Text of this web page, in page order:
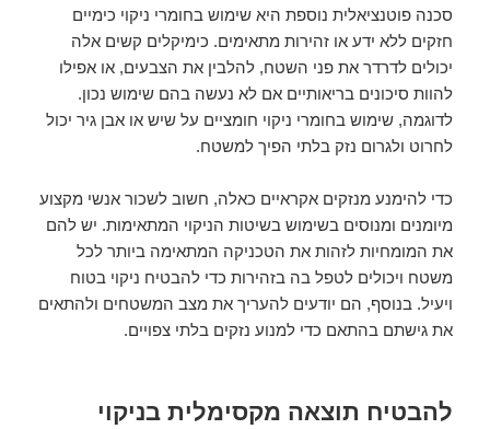
סכנה פוטנציאלית נוספת היא שימוש בחומרי ניקוי כימיים
חזקים ללא ידע או זהירות מתאימים. כימיקלים קשים אלה
יכולים לדרדר את פני השטח, להלבין את הצבעים, או אפילו
להוות סיכונים בריאותיים אם לא נעשה בהם שימוש נכון.
לדוגמה, שימוש בחומרי ניקוי חומציים על שיש או אבן גיר יכול
לחרוט ולגרום נזק בלתי הפיך למשטח.
כדי להימנע מנזקים אקראיים כאלה, חשוב לשכור אנשי מקצוע
מיומנים ומנוסים בשימוש בשיטות הניקוי המתאימות. יש להם
את המומחיות לזהות את הטכניקה המתאימה ביותר לכל
משטח ויכולים לטפל בה בזהירות כדי להבטיח ניקוי בטוח
ויעיל. בנוסף, הם יודעים להעריך את מצב המשטחים ולהתאים
את גישתם בהתאם כדי למנוע נזקים בלתי צפויים.
להבטיח תוצאה מקסימלית בניקוי